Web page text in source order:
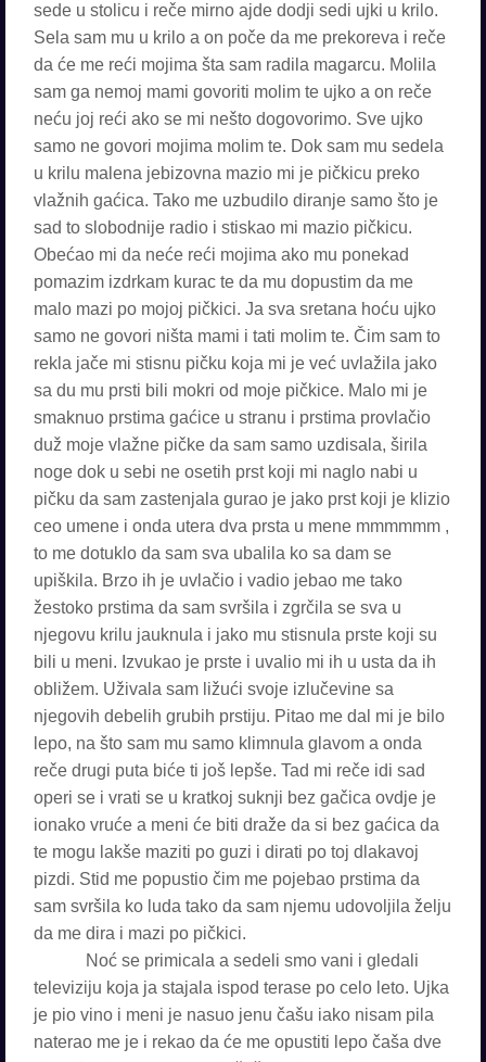
sede u stolicu i reče mirno ajde dodji sedi ujki u krilo.
Sela sam mu u krilo a on poče da me prekoreva i reče
da će me reći mojima šta sam radila magarcu. Molila
sam ga nemoj mami govoriti molim te ujko a on reče
neću joj reći ako se mi nešto dogovorimo. Sve ujko
samo ne govori mojima molim te. Dok sam mu sedela
u krilu malena jebizovna mazio mi je pičkicu preko
vlažnih gaćica. Tako me uzbudilo diranje samo što je
sad to slobodnije radio i stiskao mi mazio pičkicu.
Obećao mi da neće reći mojima ako mu ponekad
pomazim izdrkam kurac te da mu dopustim da me
malo mazi po mojoj pičkici. Ja sva sretana hoću ujko
samo ne govori ništa mami i tati molim te. Čim sam to
rekla jače mi stisnu pičku koja mi je već uvlažila jako
sa du mu prsti bili mokri od moje pičkice. Malo mi je
smaknuo prstima gaćice u stranu i prstima provlačio
duž moje vlažne pičke da sam samo uzdisala, širila
noge dok u sebi ne osetih prst koji mi naglo nabi u
pičku da sam zastenjala gurao je jako prst koji je klizio
ceo umene i onda utera dva prsta u mene mmmmmm ,
to me dotuklo da sam sva ubalila ko sa dam se
upiškila. Brzo ih je uvlačio i vadio jebao me tako
žestoko prstima da sam svršila i zgrčila se sva u
njegovu krilu jauknula i jako mu stisnula prste koji su
bili u meni. Izvukao je prste i uvalio mi ih u usta da ih
obližem. Uživala sam ližući svoje izlučevine sa
njegovih debelih grubih prstiju. Pitao me dal mi je bilo
lepo, na što sam mu samo klimnula glavom a onda
reče drugi puta biće ti još lepše. Tad mi reče idi sad
operi se i vrati se u kratkoj suknji bez gačica ovdje je
ionako vruće a meni će biti draže da si bez gaćica da
te mogu lakše maziti po guzi i dirati po toj dlakavoj
pizdi. Stid me popustio čim me pojebao prstima da
sam svršila ko luda tako da sam njemu udovoljila želju
da me dira i mazi po pičkici.
Noć se primicala a sedeli smo vani i gledali
televiziju koja ja stajala ispod terase po celo leto. Ujka
je pio vino i meni je nasuo jenu čašu iako nisam pila
naterao me je i rekao da će me opustiti lepo čaša dve